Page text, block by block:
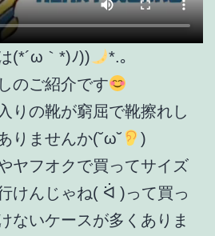
(*´ω｀*)ﾉ))
*.｡
のご紹介です
りの靴が窮屈で靴擦れし
りませんか(˘ω˘
)
ヤフオクで買ってサイズ
けんじゃね( ᐛ )って買っ
ないケースが多くありま